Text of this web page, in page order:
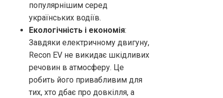
популярнішим серед
українських водіїв.
Екологічність і економія:
Завдяки електричному двигуну,
Recon EV не викидає шкідливих
речовин в атмосферу. Це
робить його привабливим для
тих, хто дбає про довкілля, а